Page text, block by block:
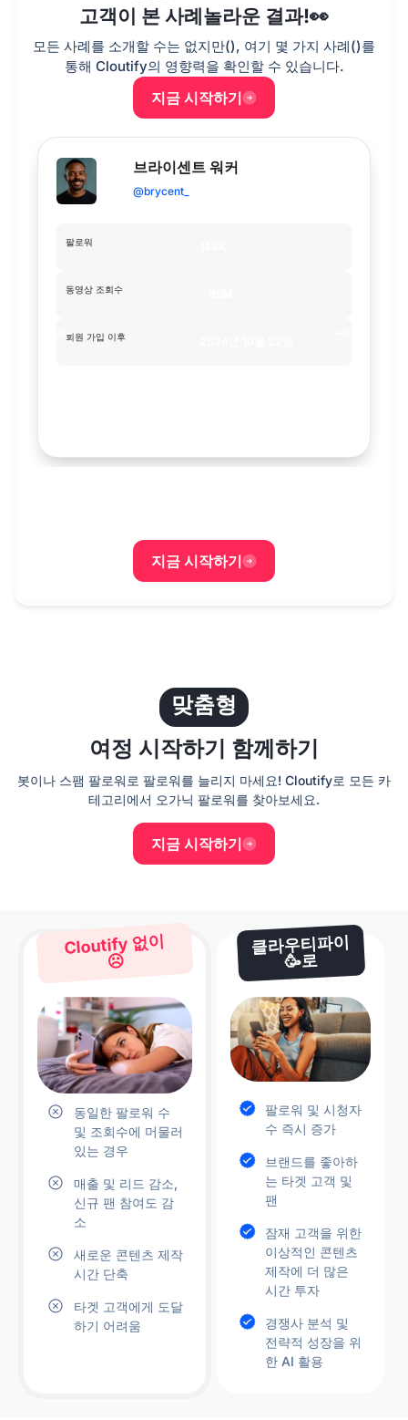
고객이 본 사례 놀라운 결과!👀
모든 사례를 소개할 수는 없지만(), 여기 몇 가지 사례()를
통해 Cloutify의 영향력을 확인할 수 있습니다.
지금 시작하기
브라이센트 워커
@brycent_
팔로워
동영상 조회수
회원 가입 이후
지금 시작하기
맞춤형
여정 시작하기 함께하기
봇이나 스팸 팔로워로 팔로워를 늘리지 마세요! Cloutify로 모든 카
테고리에서 오가닉 팔로워를 찾아보세요.
지금 시작하기
Cloutify 없이
☹️
동일한 팔로워 수
및 조회수에 머물러
있는 경우
매출 및 리드 감소,
신규 팬 참여도 감
소
새로운 콘텐츠 제작
시간 단축
타겟 고객에게 도달
하기 어려움
클라우티파이
🥳로
팔로워 및 시청자
수 즉시 증가
브랜드를 좋아하
는 타겟 고객 및
팬
잠재 고객을 위한
이상적인 콘텐츠
제작에 더 많은
시간 투자
경쟁사 분석 및
전략적 성장을 위
한 AI 활용